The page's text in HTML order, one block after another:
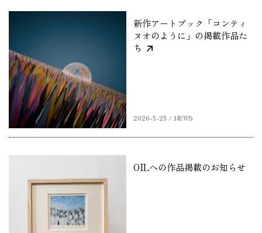
新作アートブック「コンティ
ヌオのように」の掲載作品た
ち
2026-5-25 / NEWS
OILへの作品掲載のお知らせ